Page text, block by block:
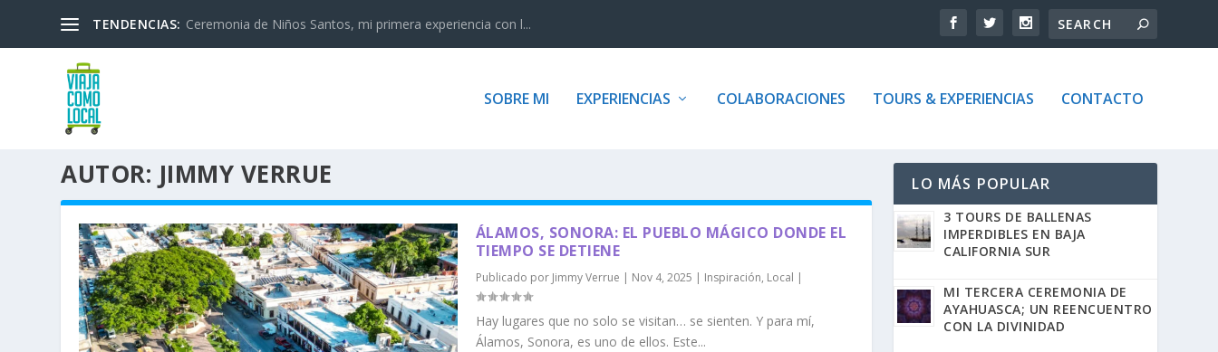
TENDENCIAS: Ceremonia de Niños Santos, mi primera experiencia con l...
SOBRE MI EXPERIENCIAS COLABORACIONES TOURS & EXPERIENCIAS CONTACTO
AUTOR: JIMMY VERRUE
ÁLAMOS, SONORA: EL PUEBLO MÁGICO DONDE EL
TIEMPO SE DETIENE
Publicado por Jimmy Verrue | Nov 4, 2025 | Inspiración, Local |
Hay lugares que no solo se visitan… se sienten. Y para mí,
Álamos, Sonora, es uno de ellos. Este...
LO MÁS POPULAR
3 TOURS DE BALLENAS
IMPERDIBLES EN BAJA
CALIFORNIA SUR
MI TERCERA CEREMONIA DE
AYAHUASCA; UN REENCUENTRO
CON LA DIVINIDAD